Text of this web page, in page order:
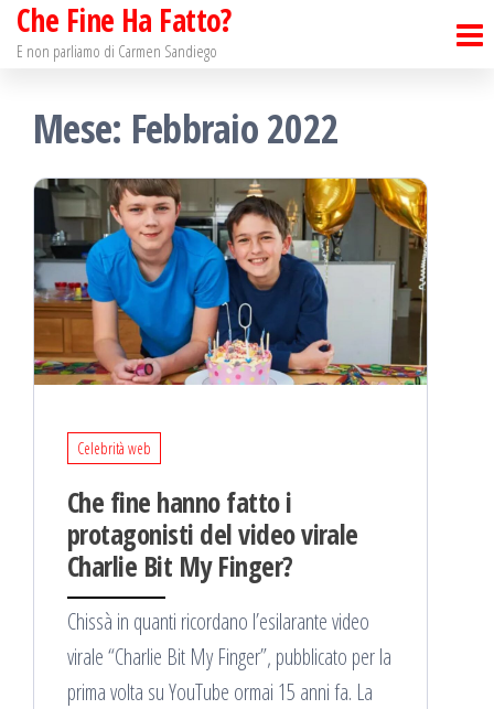
SaltaChe Fine Ha Fatto?
E non parliamo di Carmen Sandiego
Mese: Febbraio 2022
Celebrità web
Che fine hanno fatto i
protagonisti del video virale
Charlie Bit My Finger?
Chissà in quanti ricordano l’esilarante video
virale “Charlie Bit My Finger”, pubblicato per la
prima volta su YouTube ormai 15 anni fa. La